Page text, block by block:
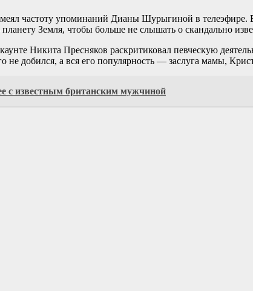
частоту упоминаний Дианы Шурыгиной в
Земля, чтобы больше не слышать о скандально
Никита Пресняков раскритиковал певческую
не добился, а вся его популярность — заслуга мамы,
с известным британским мужчиной